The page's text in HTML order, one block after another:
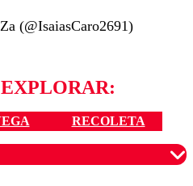
(@IsaiasCaro2691)
RECOLETA